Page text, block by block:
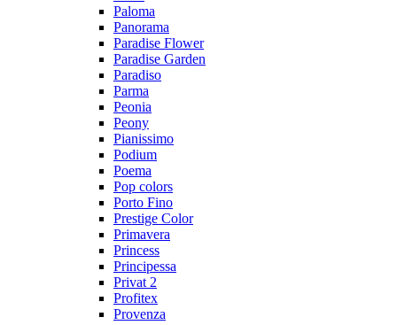
Paloma
Panorama
Paradise Flower
Paradise Garden
Paradiso
Parma
Peonia
Peony
Pianissimo
Podium
Poema
Pop colors
Porto Fino
Prestige Color
Primavera
Princess
Principessa
Privat 2
Profitex
Provenza